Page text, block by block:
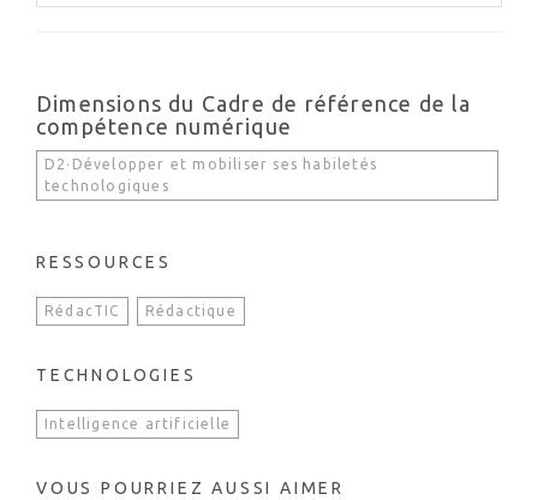
Dimensions du Cadre de référence de la
compétence numérique
D2·Développer et mobiliser ses habiletés
technologiques
RESSOURCES
RédacTIC Rédactique
TECHNOLOGIES
Intelligence artificielle
VOUS POURRIEZ AUSSI AIMER